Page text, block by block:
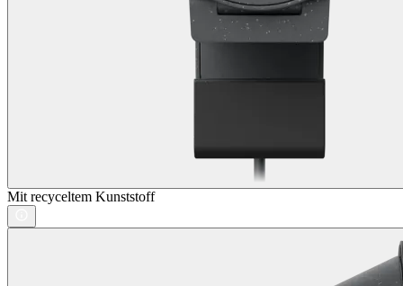
Mit recyceltem Kunststoff